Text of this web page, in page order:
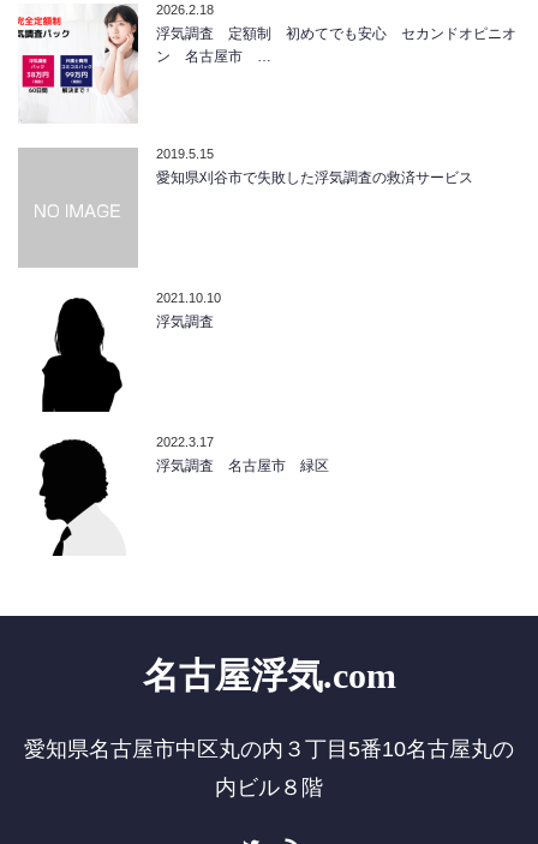
2026.2.18
浮気調査 定額制 初めてでも安心 セカンドオピニオ
ン 名古屋市 …
2019.5.15
愛知県刈谷市で失敗した浮気調査の救済サービス
2021.10.10
浮気調査
2022.3.17
浮気調査 名古屋市 緑区
名古屋浮気.com
愛知県名古屋市中区丸の内３丁目5番10名古屋丸の
内ビル８階